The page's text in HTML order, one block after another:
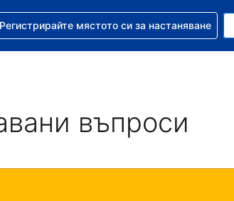
валута - Евро
Избран език - Български
с резервацията ви
Регистрирайте мястото си за настаняване
въпроси